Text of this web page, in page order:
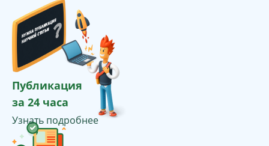
Публикация
за 24 часа
Узнать подробнее